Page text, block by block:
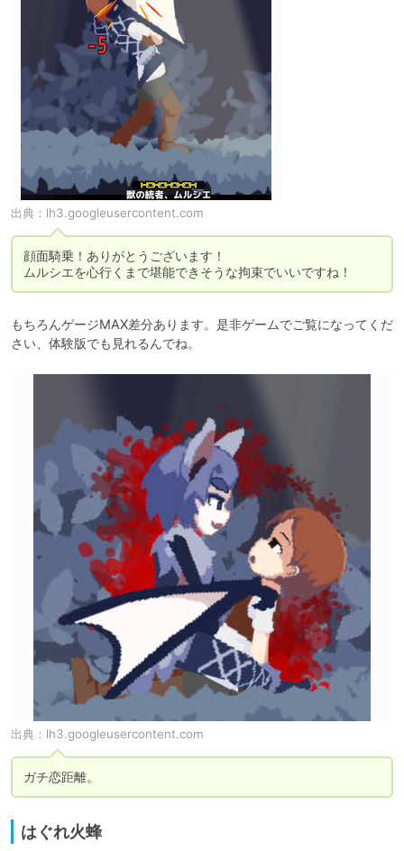
出典： lh3.googleusercontent.com
顔面騎乗！ありがとうございます！
ムルシエを心行くまで堪能できそうな拘束でいいですね！
もちろんゲージMAX差分あります。是非ゲームでご覧になってくだ
さい、体験版でも見れるんでね。
出典： lh3.googleusercontent.com
ガチ恋距離。
はぐれ火蜂